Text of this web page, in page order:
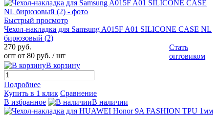
Быстрый просмотр
Чехол-накладка для Samsung A015F A01 SILICONE CASE NL
бирюзовый (2)
270 руб.
опт от 80 руб. / шт
Стать
оптовиком
В корзину
Подробнее
Купить в 1 клик Сравнение
В избранное
В наличии